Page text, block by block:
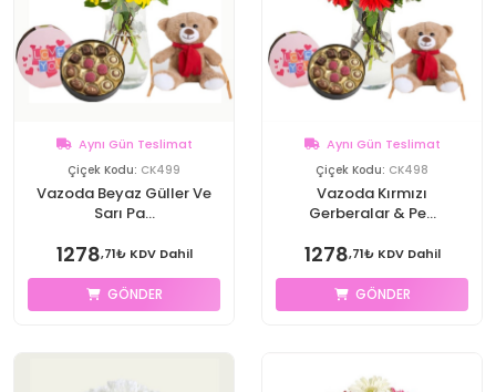
Aynı Gün Teslimat
Çiçek Kodu: CK499
Vazoda Beyaz Güller Ve
Sarı Pa...
1278,71₺ KDV Dahil
GÖNDER
Aynı Gün Teslimat
Çiçek Kodu: CK498
Vazoda Kırmızı
Gerberalar & Pe...
1278,71₺ KDV Dahil
GÖNDER